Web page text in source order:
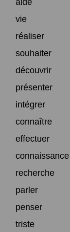
vie
réaliser
souhaiter
découvrir
présenter
intégrer
connaître
effectuer
connaissance
recherche
parler
penser
triste